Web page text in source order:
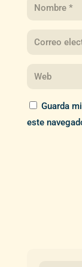
Guarda
este